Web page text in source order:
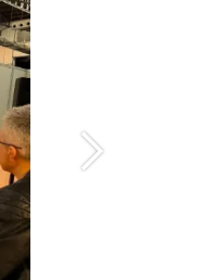
Next
nous
Contactez-nous
info@becquerelinstitute.eu